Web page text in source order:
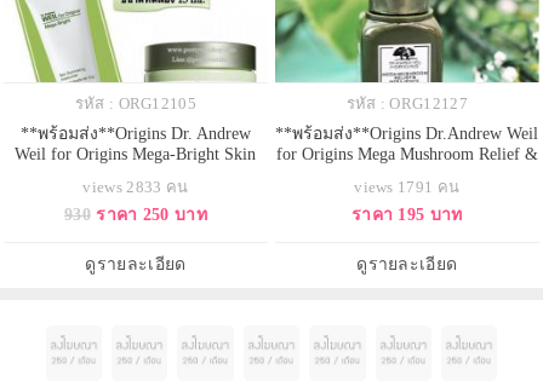
รหัส : ORG12105
**พร้อมส่ง**Origins Dr. Andrew
Weil for Origins Mega-Bright Skin
ทดลอง 15 ml. มอยซ์เจอไรเซอร์เนื้อ
บางเบาเติมความชุ่มชื่นประจำวันแก่
รู้สึกสบายผิว ลดปัญหาการเกิดสีผิว
ไม่สม่ำเสมอในอนาคตด้วยพลังจาก
views 2833 คน
930 ราคา 250 บาท
ดูรายละเอียด
รหัส : ORG12127
**พร้อมส่ง**Origins Dr.Andrew Weil
for Origins Mega Mushroom Relief &
ขนาดทดลอง 7 ml. ทรีทเมนต์โลชั่น
ขายดีอันดับ 1 บำรุงผิวแลดูสุขภาพดี
ฟื้นคืนความชุ่มชื้นและปลอบ
ประโลมผิวให้ผ่อนคลาย ด
views 1791 คน
ราคา 195 บาท
ดูรายละเอียด